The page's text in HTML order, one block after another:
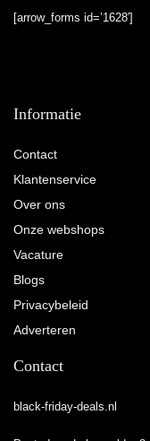
[arrow_forms id=’1628′]
Informatie
Contact
Klantenservice
Over ons
Onze webshops
Vacature
Blogs
Privacybeleid
Adverteren
Contact
black-friday-deals.nl